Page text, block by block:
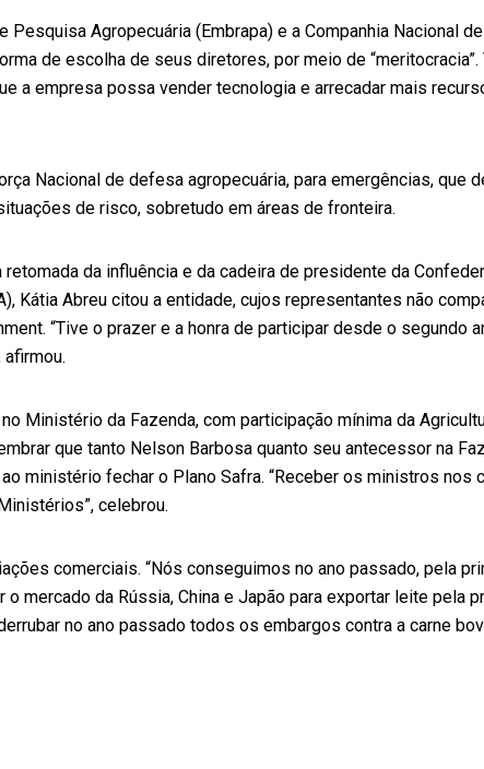
Pesquisa Agropecuária (Embrapa) e a Companhia Nacional de
de escolha de seus diretores, por meio de
a empresa possa vender tecnologia e arrecadar mais
Nacional de defesa agropecuária, para emergências, que
de risco, sobretudo em áreas de fronteira.
da influência e da cadeira de presidente da
Kátia Abreu citou a entidade, cujos representantes não
“Tive o prazer e a honra de participar desde o segundo
Ministério da Fazenda, com participação mínima da
que tanto Nelson Barbosa quanto seu antecessor na
ministério fechar o Plano Safra. “Receber os ministros nos
celebrou.
comerciais. “Nós conseguimos no ano passado, pela
o mercado da Rússia, China e Japão para exportar leite pela
no ano passado todos os embargos contra a carne